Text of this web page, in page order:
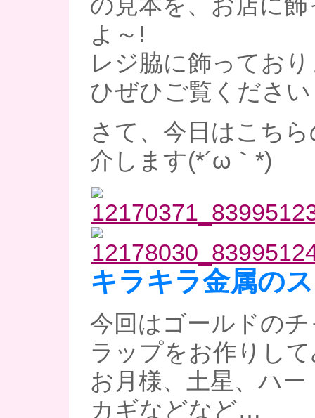
よ～!
レジ脇に飾ってお
ひぜひご覧くださ
さて、今日はこち
介します(*´ω｀*)
キラキラ金属の
今回はゴールドの
ラップをお作りし
お月様、土星、ハ
カギなどなど…